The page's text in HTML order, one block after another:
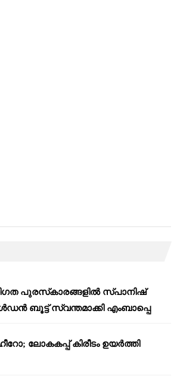
പുരസ്‌കാരങ്ങളിൽ സ്പാനിഷ്
ബൂട്ട് സ്വന്തമാക്കി എംബാപ്പെ
ലോകകപ്പ് കിരീടം ഉയർത്തി